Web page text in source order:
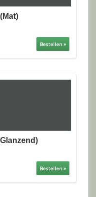
Bestellen »
Bestellen »